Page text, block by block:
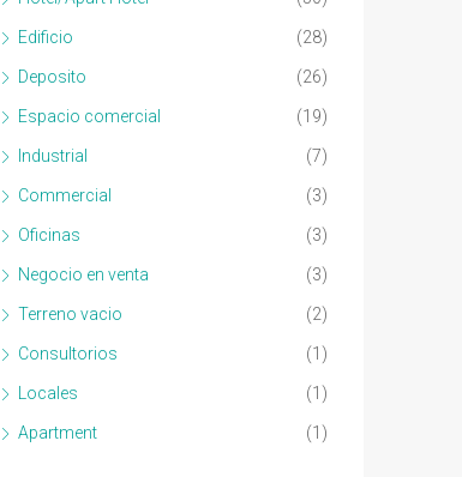
Edificio (28)
Deposito (26)
Espacio comercial (19)
Industrial (7)
Commercial (3)
Oficinas (3)
Negocio en venta (3)
Terreno vacio (2)
Consultorios (1)
Locales (1)
Apartment (1)